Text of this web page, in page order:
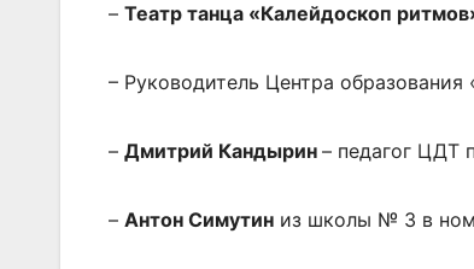
– Театр танца «Калейдоскоп
– Руководитель Центра
– Дмитрий Кандырин – педагог ЦДТ
– Антон Симутин из школы № 3 в